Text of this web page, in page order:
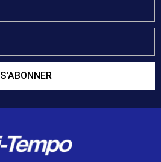
S'ABONNER